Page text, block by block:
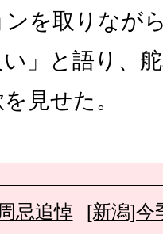
を取りなが
」と語り、
見せた。
忌追悼
[新潟]今